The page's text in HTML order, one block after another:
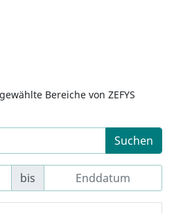
Bereiche von ZEFYS
Suchen
bis